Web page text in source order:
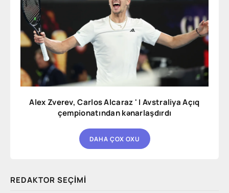
Alex Zverev, Carlos Alcaraz ' I Avstraliya Açıq
çempionatından kənarlaşdırdı
DAHA ÇOX OXU
REDAKTOR SEÇIMI